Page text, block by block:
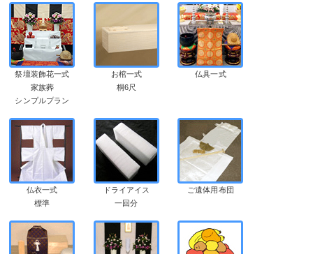
祭壇装飾花一式
家族葬
シンプルプラン
お棺一式
桐6尺
仏具一式
仏衣一式
標準
ドライアイス
一回分
ご遺体用布団